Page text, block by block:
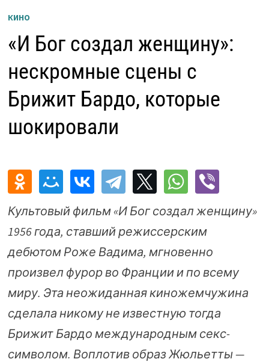
КИНО
«И Бог создал женщину»:
нескромные сцены с
Брижит Бардо, которые
шокировали
Культовый фильм «И Бог создал женщину»
1956 года, ставший режиссерским
дебютом Роже Вадима, мгновенно
произвел фурор во Франции и по всему
миру. Эта неожиданная киножемчужина
сделала никому не известную тогда
Брижит Бардо международным секс-
символом. Воплотив образ Жюльетты —